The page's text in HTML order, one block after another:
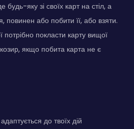
будь-яку зі своїх карт на стіл, а
повинен або побити її, або взяти.
покласти карту вищої
козир, якщо побита карта не є
до твоїх дій